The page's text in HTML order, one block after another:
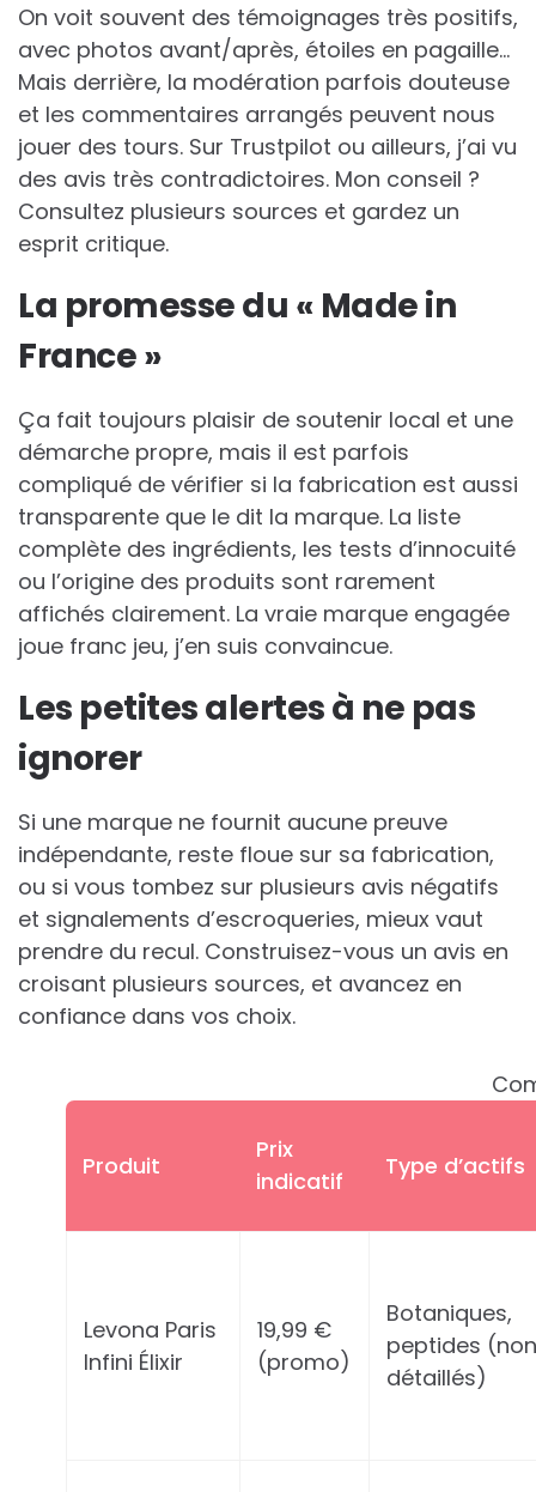
On voit souvent des témoignages très positifs,
avec photos avant/après, étoiles en pagaille…
Mais derrière, la modération parfois douteuse
et les commentaires arrangés peuvent nous
jouer des tours. Sur Trustpilot ou ailleurs, j’ai vu
des avis très contradictoires. Mon conseil ?
Consultez plusieurs sources et gardez un
esprit critique.
La promesse du « Made in
France »
Ça fait toujours plaisir de soutenir local et une
démarche propre, mais il est parfois
compliqué de vérifier si la fabrication est aussi
transparente que le dit la marque. La liste
complète des ingrédients, les tests d’innocuité
ou l’origine des produits sont rarement
affichés clairement. La vraie marque engagée
joue franc jeu, j’en suis convaincue.
Les petites alertes à ne pas
ignorer
Si une marque ne fournit aucune preuve
indépendante, reste floue sur sa fabrication,
ou si vous tombez sur plusieurs avis négatifs
et signalements d’escroqueries, mieux vaut
prendre du recul. Construisez-vous un avis en
croisant plusieurs sources, et avancez en
confiance dans vos choix.
Produit
Prix
indicatif
Type d’actifs
Levona Paris
Infini Élixir
19,99 €
(promo)
Botaniques,
peptides
détaillés)